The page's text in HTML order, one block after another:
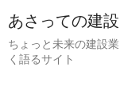
あさっての建設
ちょっと未来の建設
く語るサイト